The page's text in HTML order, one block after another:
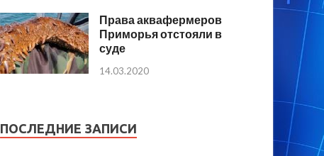
Права аквафермеров
Приморья отстояли в
суде
14.03.2020
ПОСЛЕДНИЕ ЗАПИСИ